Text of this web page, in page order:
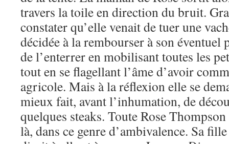
travers la toile en direction du bruit.
constater qu’elle venait de tuer une
décidée à la rembourser à son
de l’enterrer en mobilisant toutes les
tout en se flagellant l’âme d’avoir
agricole. Mais à la réflexion elle se
mieux fait, avant l’inhumation, de
quelques steaks. Toute Rose
là, dans ce genre d’ambivalence. Sa